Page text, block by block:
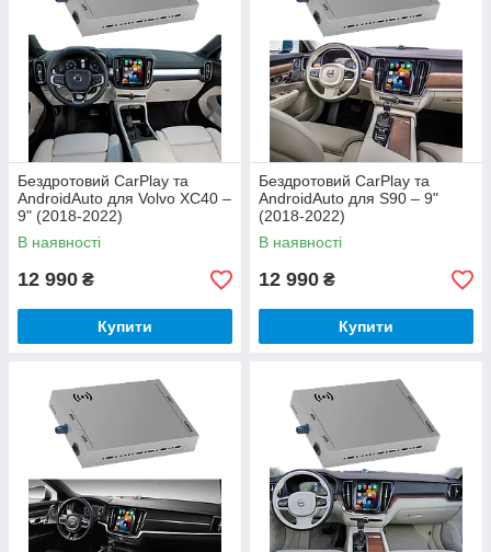
Бездротовий CarPlay та
AndroidAuto для Volvo XC40 –
9" (2018-2022)
В наявності
12 990 ₴
Купити
Бездротовий CarPlay та
AndroidAuto для S90 – 9"
(2018-2022)
В наявності
12 990 ₴
Купити